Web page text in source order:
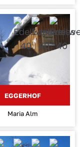
EGGERHOF
Maria Alm